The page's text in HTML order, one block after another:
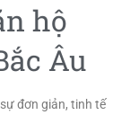
hộ
Âu
đơn giản, tinh tế